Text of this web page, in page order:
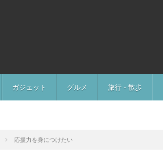
ガジェット グルメ 旅行・散歩
応援力を身につけたい